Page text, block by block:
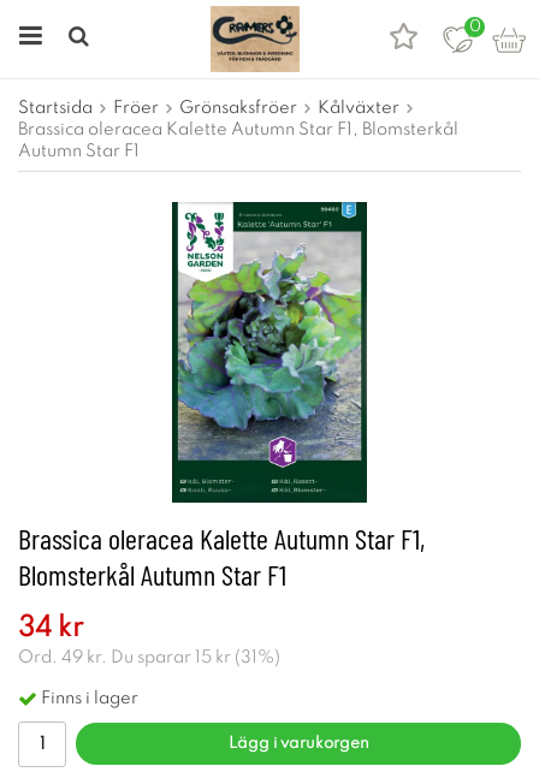
0
Startsida Fröer Grönsaksfröer
Kålväxter
Brassica oleracea Kalette Autumn Star F1, Blomsterkål
Autumn Star F1
Brassica oleracea Kalette Autumn Star F1,
Blomsterkål Autumn Star F1
34 kr
Ord. 49 kr. Du sparar 15 kr ( 31 %)
Finns i lager
Lägg i varukorgen